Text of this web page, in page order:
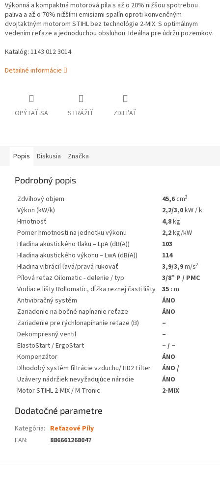
Výkonná a kompaktná motorová píla s až o 20% nižšou spotrebou
paliva a až o 70% nižšími emisiami spalín oproti konvenčným
dvojtaktným motorom STIHL bez technológie 2-MIX. S optimálnym
vedením reťaze a jednoduchou obsluhou. Ideálna pre údržu pozemkov.
Katalóg: 1143 012 3014
Detailné informácie
OPÝTAŤ SA STRÁŽIŤ ZDIEĽAŤ
Popis Diskusia Značka
Podrobný popis
Zdvihový objem 45,6cm3
Výkon (kW/k) 2,2/3,0kW / k
Hmotnosť
4,8kg
Pomer hmotnosti na jednotku výkonu
2,2kg/kW
Hladina akustického tlaku – LpA (dB(A))
103
Hladina akustického výkonu – LwA (dB(A))
114
Hladina vibrácií ľavá/pravá rukoväť
3,9/3,9m/s2
Pílová reťaz Oilomatic - delenie / typ
3/8” P / PMC
Vodiace lišty Rollomatic, dĺžka reznej časti lišty
35cm
Antivibračný systém
ÁNO
Zariadenie na bočné napínanie reťaze
ÁNO
Zariadenie pre rýchlonapínanie reťaze (B)
–
Dekompresný ventil
–
ElastoStart / ErgoStart
– / –
Kompenzátor
ÁNO
Dlhodobý systém filtrácie vzduchu/ HD2 Filter
ÁNO /
Uzávery nádržiek nevyžadujúce náradie
ÁNO
Motor STIHL 2-MIX / M-Tronic
2-MIX
Dodatočné parametre
Kategória: Reťazové Píly
EAN: 886661268047